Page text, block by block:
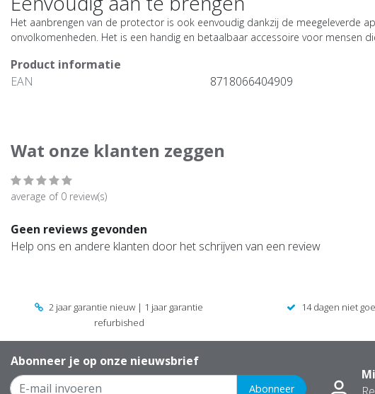
Het aanbrengen van de protector is ook eenvoudig dankzij de meegeleverde
onvolkomenheden. Het is een handig en betaalbaar accessoire voor mensen
Product informatie
EAN
8718066404909
Wat onze klanten zeggen
average of 0 review(s)
Geen reviews gevonden
Help ons en andere klanten door het schrijven van een review
2 jaar garantie nieuw | 1 jaar garantie
refurbished
14 dagen niet
Abonneer je op onze nieuwsbrief
Abonneer